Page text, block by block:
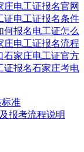
庄电工证报名官网
证电工证报名条件
何报名电工证怎么
庄电工证报名流程
石家庄电工证官方
证报名石家庄考电
标准
报考流程说明